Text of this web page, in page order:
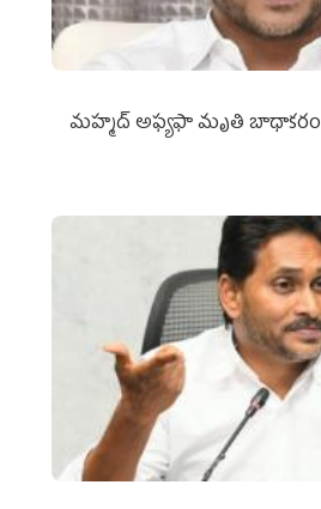
మహ్మద్‌ అఫ్యఫా మృతి బాధాకరం